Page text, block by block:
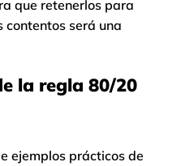
que retenerlos para
contentos será una
la regla 80/20
ejemplos prácticos de